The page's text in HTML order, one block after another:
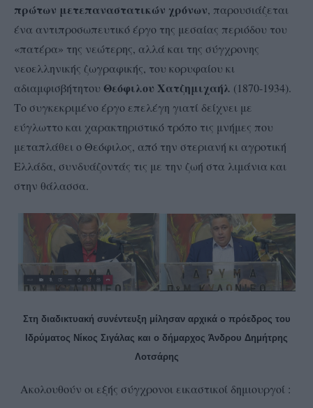
πρώτων μετεπαναστατικών χρόνων, παρουσιάζεται
ένα αντιπροσωπευτικό έργο της μεσαίας περιόδου του
«πατέρα» της νεώτερης, αλλά και της σύγχρονης
νεοελληνικής ζωγραφικής, του κορυφαίου κι
αδιαμφισβήτητου Θεόφιλου Χατζημιχαήλ (1870-1934).
Το συγκεκριμένο έργο επελέγη γιατί δείχνει με
εύγλωττο και χαρακτηριστικό τρόπο τις μνήμες που
μεταπλάθει ο Θεόφιλος, από την στεριανή κι αγροτική
Ελλάδα, συνδυάζοντάς τις με την ζωή στα λιμάνια και
στην θάλασσα.
Στη διαδικτυακή συνέντευξη μίλησαν αρχικά ο πρόεδρος του
Ιδρύματος Νίκος Σιγάλας και ο δήμαρχος Άνδρου Δημήτρης
Λοτσάρης
Ακολουθούν οι εξής σύγχρονοι εικαστικοί δημιουργοί :